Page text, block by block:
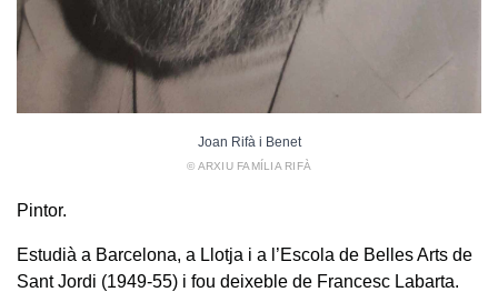
Joan Rifà i Benet
© ARXIU FAMÍLIA RIFÀ
Pintor.
Estudià a Barcelona, a Llotja i a l’Escola de Belles Arts de
Sant Jordi (1949-55) i fou deixeble de Francesc Labarta.